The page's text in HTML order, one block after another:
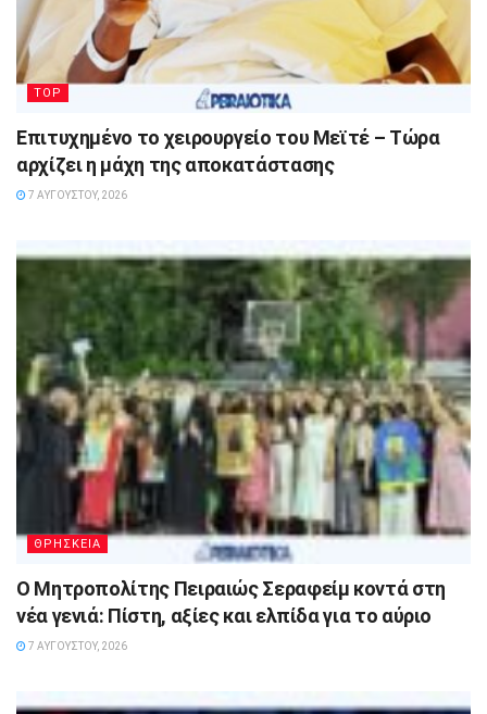
TOP
Επιτυχημένο το χειρουργείο του Μεϊτέ – Τώρα
αρχίζει η μάχη της αποκατάστασης
7 ΑΥΓΟΎΣΤΟΥ, 2026
ΘΡΗΣΚΕΙΑ
Ο Μητροπολίτης Πειραιώς Σεραφείμ κοντά στη
νέα γενιά: Πίστη, αξίες και ελπίδα για το αύριο
7 ΑΥΓΟΎΣΤΟΥ, 2026